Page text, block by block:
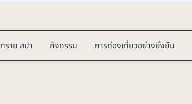
ทราย สปา กิจกรรม การท่องเที่ยวอย่างยั่งยืน